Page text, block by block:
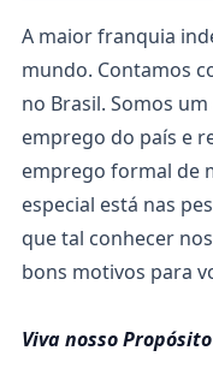
A maior franquia
mundo. Contamos
no Brasil. Somos
emprego do país e
emprego formal de
especial está nas
que tal conhecer
bons motivos para
Viva nosso Propósito